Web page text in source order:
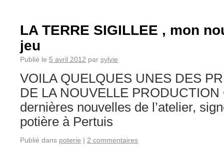
LA TERRE SIGILLEE , mon
jeu
Publié le 5 avril 2012 par sylvie
VOILA QUELQUES UNES DES
DE LA NOUVELLE PRODUCTION
dernières nouvelles de l’atelier,
potière à Pertuis
Publié dans poterie | 2 commentaires